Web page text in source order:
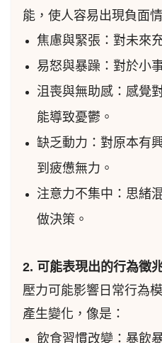
能，使人容易出現負面
焦慮與緊張：對未來
易怒與暴躁：對於小
沮喪與無助感：感覺
能導致憂鬱。
缺乏動力：對原本有
到疲憊無力。
注意力不集中：思緒
做決策。
2. 可能表現出的行為徵
壓力可能影響日常行為
產生變化，像是：
飲食習慣改變：暴飲